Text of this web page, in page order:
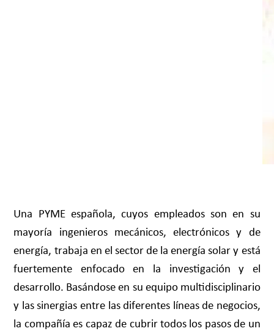
Una PYME española, cuyos empleados son en su
mayoría ingenieros mecánicos, electrónicos y de
energía, trabaja en el sector de la energía solar y está
fuertemente enfocado en la investigación y el
desarrollo. Basándose en su equipo multidisciplinario
y las sinergias entre las diferentes líneas de negocios,
la compañía es capaz de cubrir todos los pasos de un